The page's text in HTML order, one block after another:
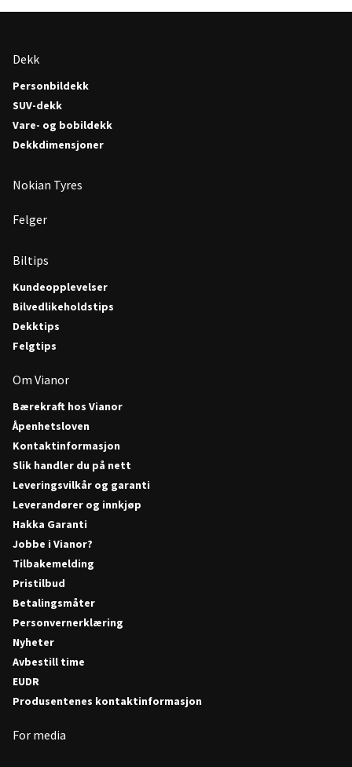
Dekk
Personbildekk
SUV-dekk
Vare- og bobildekk
Dekkdimensjoner
Nokian Tyres
Felger
Biltips
Kundeopplevelser
Bilvedlikeholdstips
Dekktips
Felgtips
Om Vianor
Bærekraft hos Vianor
Åpenhetsloven
Kontaktinformasjon
Slik handler du på nett
Leveringsvilkår og garanti
Leverandører og innkjøp
Hakka Garanti
Jobbe i Vianor?
Tilbakemelding
Pristilbud
Betalingsmåter
Personvernerklæring
Nyheter
Avbestill time
EUDR
Produsentenes kontaktinformasjon
For media